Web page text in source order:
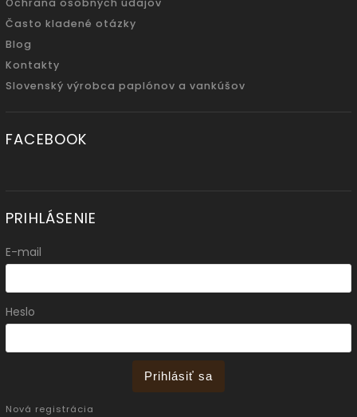
Ochrana osobných údajov
Často kladené otázky
Blog
Kontakty
Slovenský výrobca paplónov a vankúšov
FACEBOOK
PRIHLÁSENIE
E-mail
Heslo
Prihlásiť sa
Nová registrácia